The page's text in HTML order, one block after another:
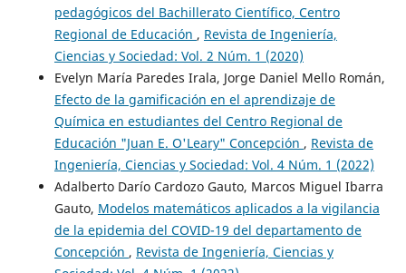
pedagógicos del Bachillerato Científico, Centro
Regional de Educación , Revista de Ingeniería,
Ciencias y Sociedad: Vol. 2 Núm. 1 (2020)
Evelyn María Paredes Irala, Jorge Daniel Mello Román,
Efecto de la gamificación en el aprendizaje de
Química en estudiantes del Centro Regional de
Educación "Juan E. O'Leary" Concepción , Revista de
Ingeniería, Ciencias y Sociedad: Vol. 4 Núm. 1 (2022)
Adalberto Darío Cardozo Gauto, Marcos Miguel Ibarra
Gauto, Modelos matemáticos aplicados a la vigilancia
de la epidemia del COVID-19 del departamento de
Concepción , Revista de Ingeniería, Ciencias y